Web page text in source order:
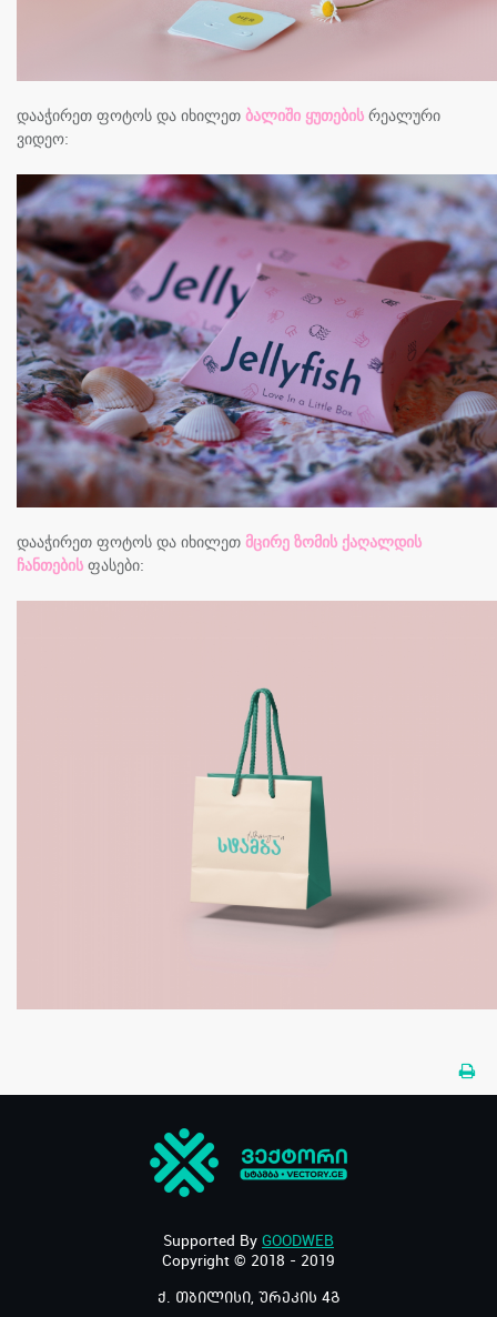
დააჭირეთ ფოტოს და იხილეთ ბალიში ყუთების რეალური
ვიდეო:
დააჭირეთ ფოტოს და იხილეთ მცირე ზომის ქაღალდის
ჩანთების ფასები:
Supported By GOODWEB
Copyright © 2018 - 2019
ქ. თბილისი, ურეკის 4გ